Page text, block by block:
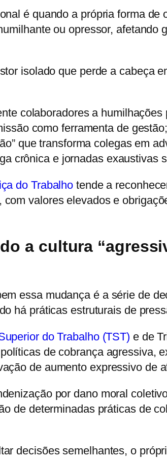
é quando a própria forma
ou opressor,
isolado que perde a cabeça
colaboradores a humilhações
como ferramenta de gestão;
que transforma colegas em
crônica e jornadas exaustivas
do Trabalho tende a
com valores elevados e
a cultura
essa mudança é a série de
há práticas estruturais de
do Trabalho (TST) e de
de cobrança agressiva,
de aumento expressivo de
por dano moral
de determinadas práticas de
decisões semelhantes, o